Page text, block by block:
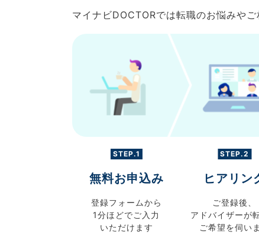
マイナビDOCTORでは転職のお悩みや
STEP.1
無料お申込み
登録フォームから
1分ほどでご入力
いただけます
STEP.2
ヒアリン
ご登録後、
アドバイザーが
ご希望を伺い